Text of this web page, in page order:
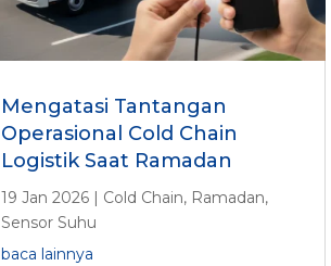
Mengatasi Tantangan
Operasional Cold Chain
Logistik Saat Ramadan
19 Jan 2026 | Cold Chain, Ramadan,
Sensor Suhu
baca lainnya